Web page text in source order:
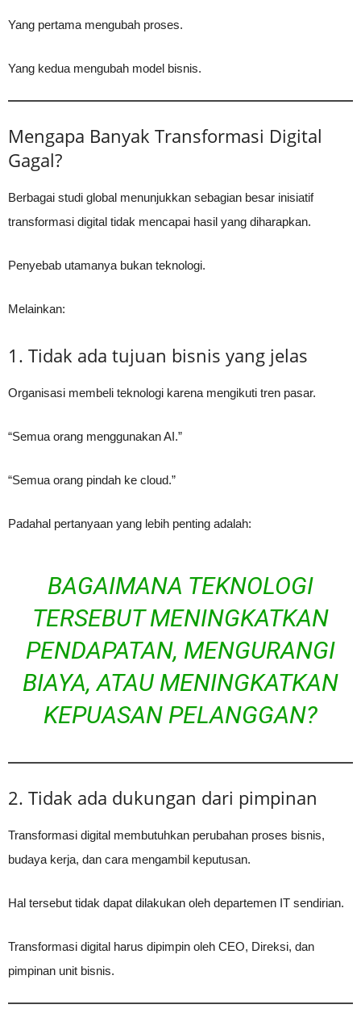
Yang pertama mengubah proses.
Yang kedua mengubah model bisnis.
Mengapa Banyak Transformasi Digital
Gagal?
Berbagai studi global menunjukkan sebagian besar inisiatif
transformasi digital tidak mencapai hasil yang diharapkan.
Penyebab utamanya bukan teknologi.
Melainkan:
1. Tidak ada tujuan bisnis yang jelas
Organisasi membeli teknologi karena mengikuti tren pasar.
“Semua orang menggunakan AI.”
“Semua orang pindah ke cloud.”
Padahal pertanyaan yang lebih penting adalah:
BAGAIMANA TEKNOLOGI
TERSEBUT MENINGKATKAN
PENDAPATAN, MENGURANGI
BIAYA, ATAU MENINGKATKAN
KEPUASAN PELANGGAN?
2. Tidak ada dukungan dari pimpinan
Transformasi digital membutuhkan perubahan proses bisnis,
budaya kerja, dan cara mengambil keputusan.
Hal tersebut tidak dapat dilakukan oleh departemen IT sendirian.
Transformasi digital harus dipimpin oleh CEO, Direksi, dan
pimpinan unit bisnis.